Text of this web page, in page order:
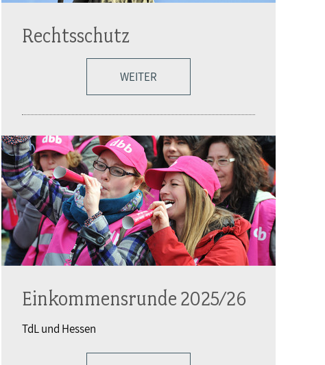
Rechtsschutz
WEITER
Einkommensrunde 2025/26
TdL und Hessen